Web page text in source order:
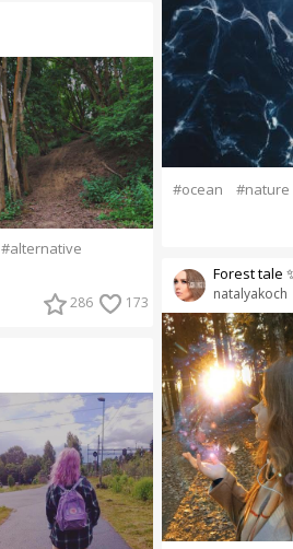
#alternative
286 173
#ocean #nature
natalyakoch
Forest tale